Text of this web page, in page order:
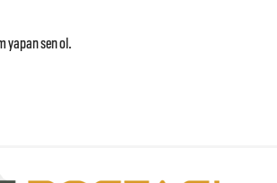
yapan sen ol.